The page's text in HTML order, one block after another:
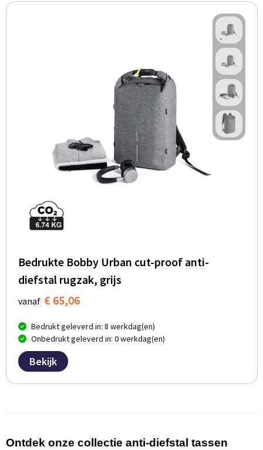
Bedrukte Bobby Urban cut-proof anti-
diefstal rugzak, grijs
vanaf € 65,06
Bedrukt geleverd in: 8 werkdag(en)
Onbedrukt geleverd in: 0 werkdag(en)
Bekijk
Ontdek onze collectie anti-diefstal tassen